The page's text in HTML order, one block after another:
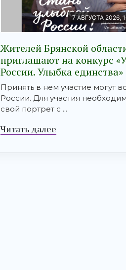
7 АВГУСТА 2026,
Жителей Брянской
приглашают на конкурс
России. Улыбка единства»
Принять в нем участие могут
России. Для участия
свой портрет с ...
Читать далее